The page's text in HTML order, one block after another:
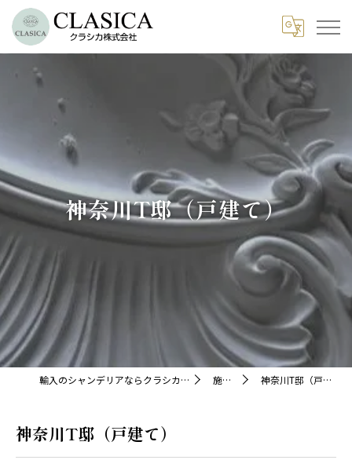
神奈川T邸（戸建て）
輸入のシャンデリアならクラシカ株式会社 施工例 神奈川T邸（戸建て）
神奈川T邸（戸建て）